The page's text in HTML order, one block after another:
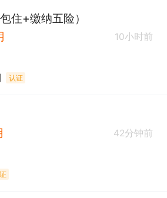
住+缴纳五险）
10小时前
认证
42分钟前